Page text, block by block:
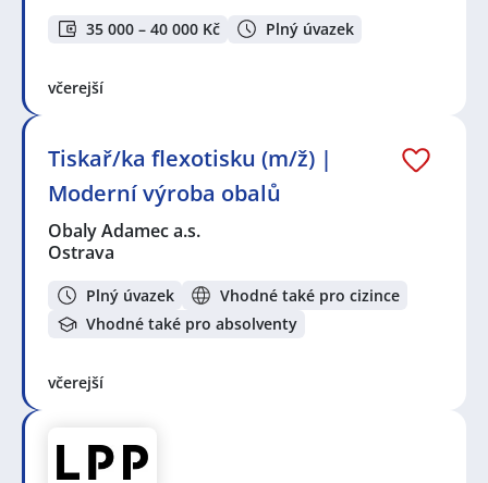
35 000 – 40 000 Kč Plný úvazek
včerejší
Tiskař/ka flexotisku (m/ž) |
Moderní výroba obalů
Obaly Adamec a.s.
Ostrava
Plný úvazek
Vhodné také pro cizince
Vhodné také pro absolventy
včerejší